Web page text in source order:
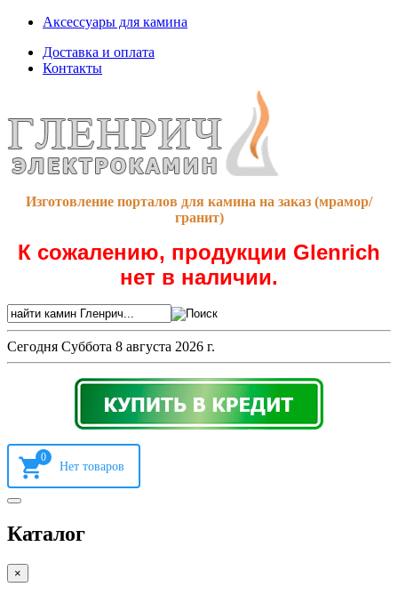
Аксессуары для камина
Доставка и оплата
Контакты
Изготовление порталов для камина на заказ (мрамор/
гранит)
К сожалению, продукции Glenrich
нет в наличии.
Сегодня Суббота 8 августа 2026 г.
0
Каталог
×